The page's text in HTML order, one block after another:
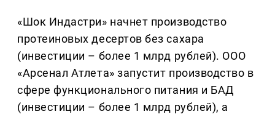
«Шок Индастри» начнет производство
протеиновых десертов без сахара
(инвестиции – более 1 млрд рублей). ООО
«Арсенал Атлета» запустит производство в
сфере функционального питания и БАД
(инвестиции – более 1 млрд рублей), а